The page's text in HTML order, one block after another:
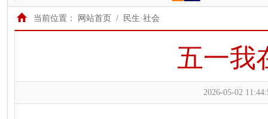
当前位置： 网站首页 / 民生·社会
五一我
2026-05-02